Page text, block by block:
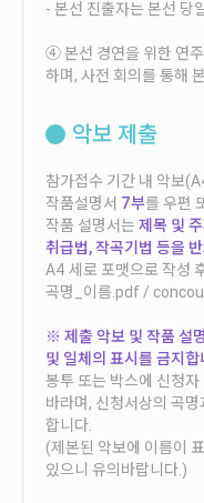
- 본선 진출자는 본선 당
④ 본선 경연을 위한 연
하며, 사전 회의를 통해
악보 제출
참가접수 기간 내 악보
작품설명서 7부를 우편
작품 설명서는 제목 및
취급법, 작곡기법 등을
A4 세로 포맷으로 작성
곡명_이름.pdf /
※ 제출 악보 및 작품 설
및 일체의 표시를 금지합
봉투 또는 박스에 신청
바라며, 신청서상의 곡
합니다.
(제본된 악보에 이름이
있으니 유의바랍니다.)